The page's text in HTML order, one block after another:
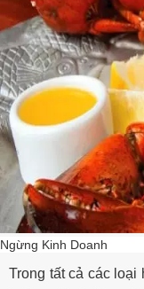
Ngừng Kinh Doanh
Trong tất cả các